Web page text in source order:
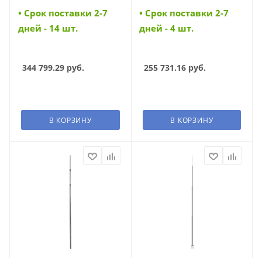
• Cрок поставки 2-7
дней - 14 шт.
344 799.29 руб.
В КОРЗИНУ
• Cрок поставки 2-7
дней - 4 шт.
255 731.16руб.
В КОРЗИНУ